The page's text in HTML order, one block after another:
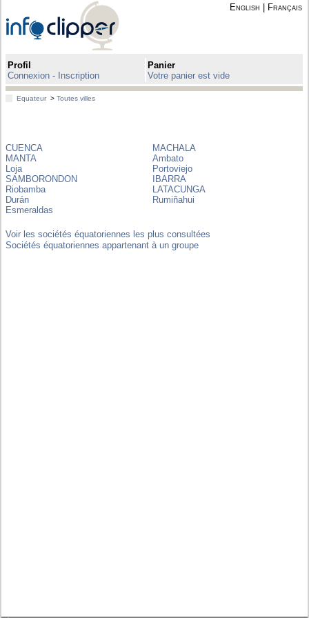
English Français
Profil
Connexion - Inscription
Panier
Votre panier est vide
Equateur >Toutes villes
CUENCA
MACHALA
MANTA
Ambato
Loja
Portoviejo
SAMBORONDON
IBARRA
Riobamba
LATACUNGA
Durán
Rumiñahui
Esmeraldas
Voir les sociétés équatoriennes les plus consultées
Sociétés équatoriennes appartenant à un groupe